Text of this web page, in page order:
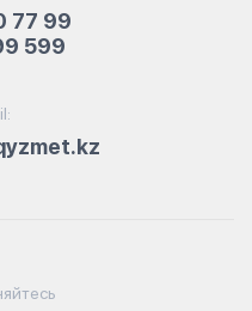
77 99
599